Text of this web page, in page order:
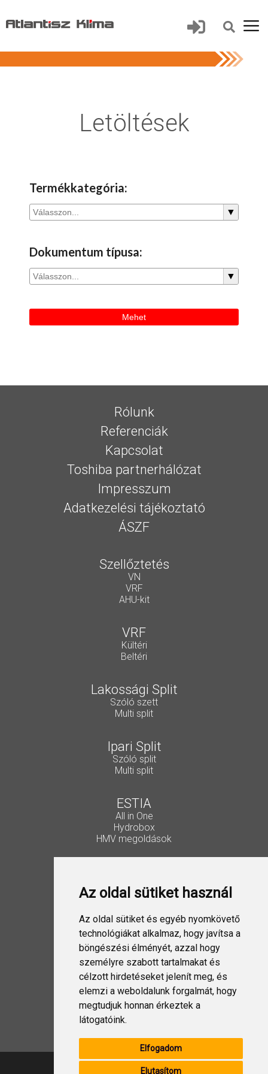
Az oldal sütiket használ
Az oldal sütiket és egyéb nyomkövető
technológiákat alkalmaz, hogy javítsa a
böngészési élményét, azzal hogy
személyre szabott tartalmakat és
célzott hirdetéseket jelenít meg, és
elemzi a weboldalunk forgalmát, hogy
megtudjuk honnan érkeztek a
látogatóink.
Elfogadom
Elutasítom
Letöltések
Termékkategória:
▼
Dokumentum típusa:
▼
Mehet
Rólunk
Referenciák
Kapcsolat
Toshiba partnerhálózat
Impresszum
Adatkezelési tájékoztató
ÁSZF
Szellőztetés
VN
VRF
AHU-kit
VRF
Kültéri
Beltéri
Lakossági Split
Szóló szett
Multi split
Ipari Split
Szóló split
Multi split
ESTIA
All in One
Hydrobox
HMV megoldások
Lakossági Split
Ipari Split
ESTIA
Szellőztetés
Folyadékhűtő
USX EDGE
Design Split